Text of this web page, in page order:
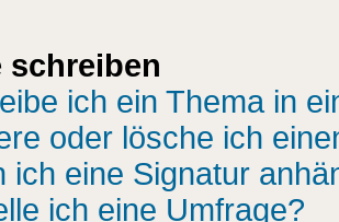
schreiben
ich ein Thema in
oder lösche ich
ich eine Signatur
ich eine Umfrage?